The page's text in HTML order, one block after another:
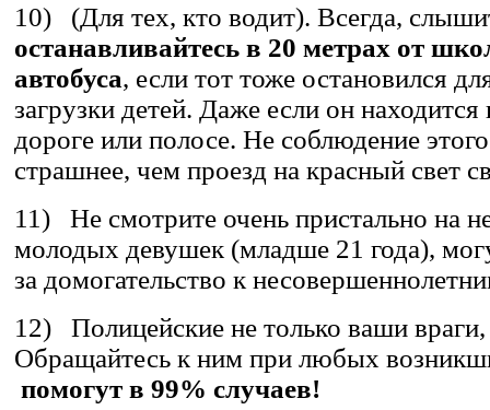
10) (Для тех, кто водит). Всегда,
останавливайтесь в 20 метрах от
автобуса, если тот тоже остановился
загрузки детей. Даже если он находится
дороге или полосе. Не соблюдение
страшнее, чем проезд на красный свет
11) Не смотрите очень пристально на
молодых девушек (младше 21 года),
за домогательство к
12) Полицейские не только ваши враги,
Обращайтесь к ним при любых
помогут в 99% случаев!